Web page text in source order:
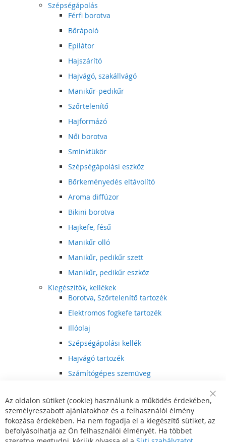
Szépségápolás
Férfi borotva
Bőrápoló
Epilátor
Hajszárító
Hajvágó, szakállvágó
Manikűr-pedikűr
Szőrtelenítő
Hajformázó
Női borotva
Sminktükör
Szépségápolási eszköz
Bőrkeményedés eltávolító
Aroma diffúzor
Bikini borotva
Hajkefe, fésű
Manikűr olló
Manikűr, pedikűr szett
Manikűr, pedikűr eszköz
Kiegészítők, kellékek
Borotva, Szőrtelenítő tartozék
Elektromos fogkefe tartozék
Illóolaj
Szépségápolási kellék
Hajvágó tartozék
Számítógépes szemüveg
Hajvágó kiegészítő
Szórakoztató elektronika
Multimédia
DVD, BluRay lejátszó
Bar
Az oldalon sütiket (cookie) használunk a működés érdekében,
személyreszabott ajánlatokhoz és a felhasználói élmény
fokozása érdekében. Ha nem fogadja el a kiegészítő sütiket, az
befolyásolhatja az Ön felhasználói élményét. Ha többet